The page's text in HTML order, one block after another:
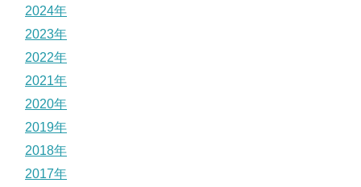
2024年
2023年
2022年
2021年
2020年
2019年
2018年
2017年